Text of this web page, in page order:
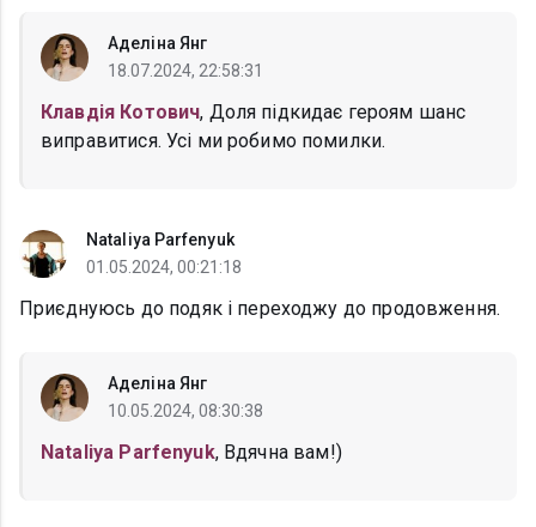
Аделіна Янг
18.07.2024, 22:58:31
Клавдія Котович, Доля підкидає героям шанс
виправитися. Усі ми робимо помилки.
Nataliya Parfenyuk
01.05.2024, 00:21:18
Приєднуюсь до подяк і переходжу до продовження.
Аделіна Янг
10.05.2024, 08:30:38
Nataliya Parfenyuk, Вдячна вам!)